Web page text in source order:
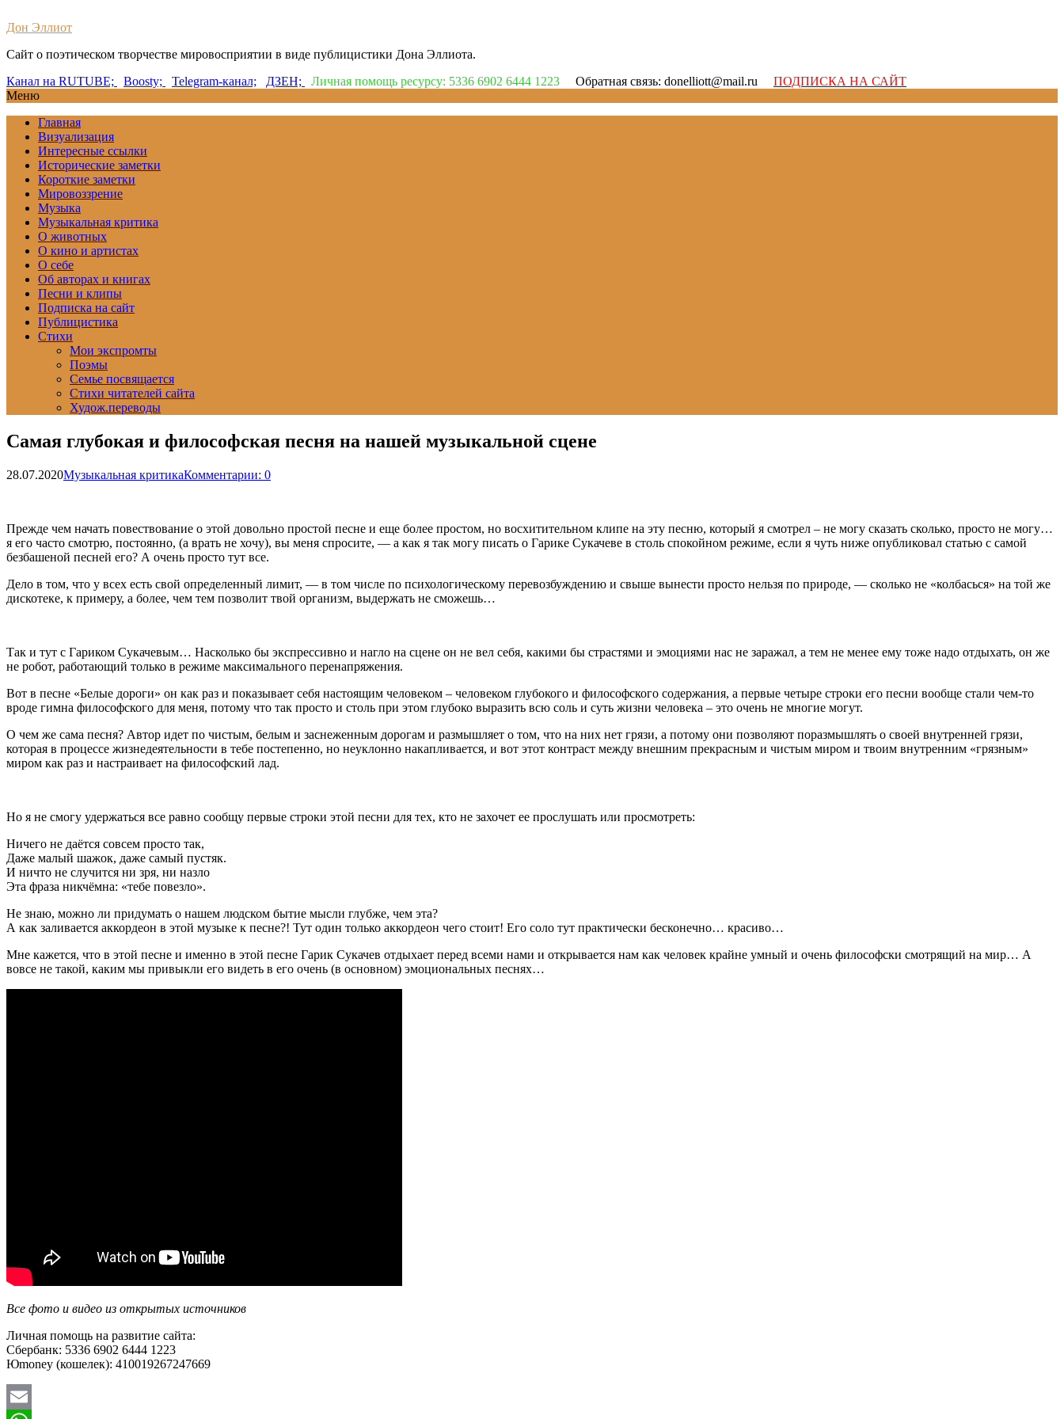
Дон Эллиот
Сайт о поэтическом творчестве мировосприятии в виде публицистики Дона Эллиота.
Канал на RUTUBE;
Boosty; Telegram-канал; ДЗЕН; Личная помощь ресурсу: 5336 6902 6444 1223 Обратная связь: donelliott@mail.ru ПОДПИСКА НА САЙТ
Меню
Главная
Визуализация
Интересные ссылки
Исторические заметки
Короткие заметки
Мировоззрение
Музыка
Музыкальная критика
О животных
О кино и артистах
О себе
Об авторах и книгах
Песни и клипы
Подписка на сайт
Публицистика
Стихи
Мои экспромты
Поэмы
Семье посвящается
Стихи читателей сайта
Худож.переводы
Самая глубокая и философская песня на нашей музыкальной сцене
28.07.2020Музыкальная критикаКомментарии: 0
Прежде чем начать повествование о этой довольно простой песне и еще более простом, но восхитительном клипе на эту песню, который я смотрел – не могу сказать сколько, просто не могу…
я его часто смотрю, постоянно, (а врать не хочу), вы меня спросите, — а как я так могу писать о Гарике Сукачеве в столь спокойном режиме, если я чуть ниже опубликовал статью с самой
безбашеной песней его? А очень просто тут все.
Дело в том, что у всех есть свой определенный лимит, — в том числе по психологическому перевозбуждению и свыше вынести просто нельзя по природе, — сколько не «колбасься» на той же
дискотеке, к примеру, а более, чем тем позволит твой организм, выдержать не сможешь…
Так и тут с Гариком Сукачевым… Насколько бы экспрессивно и нагло на сцене он не вел себя, какими бы страстями и эмоциями нас не заражал, а тем не менее ему тоже надо отдыхать, он же
не робот, работающий только в режиме максимального перенапряжения.
Вот в песне «Белые дороги» он как раз и показывает себя настоящим человеком – человеком глубокого и философского содержания, а первые четыре строки его песни вообще стали чем-то
вроде гимна философского для меня, потому что так просто и столь при этом глубоко выразить всю соль и суть жизни человека – это очень не многие могут.
О чем же сама песня? Автор идет по чистым, белым и заснеженным дорогам и размышляет о том, что на них нет грязи, а потому они позволяют поразмышлять о своей внутренней грязи,
которая в процессе жизнедеятельности в тебе постепенно, но неуклонно накапливается, и вот этот контраст между внешним прекрасным и чистым миром и твоим внутренним «грязным»
миром как раз и настраивает на философский лад.
Но я не смогу удержаться все равно сообщу первые строки этой песни для тех, кто не захочет ее прослушать или просмотреть:
Ничего не даётся совсем просто так,
Даже малый шажок, даже самый пустяк.
И ничто не случится ни зря, ни назло
Эта фраза никчёмна: «тебе повезло».
Не знаю, можно ли придумать о нашем людском бытие мысли глубже, чем эта?
А как заливается аккордеон в этой музыке к песне?! Тут один только аккордеон чего стоит! Его соло тут практически бесконечно… красиво…
Мне кажется, что в этой песне и именно в этой песне Гарик Сукачев отдыхает перед всеми нами и открывается нам как человек крайне умный и очень философски смотрящий на мир… А
вовсе не такой, каким мы привыкли его видеть в его очень (в основном) эмоциональных песнях…
Все фото и видео из открытых источников
Личная помощь на развитие сайта:
Сбербанк: 5336 6902 6444 1223
Юmoney (кошелек): 410019267247669